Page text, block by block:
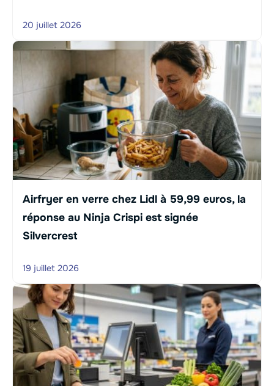
20 juillet 2026
Airfryer en verre chez Lidl à 59,99 euros, la
réponse au Ninja Crispi est signée
Silvercrest
19 juillet 2026